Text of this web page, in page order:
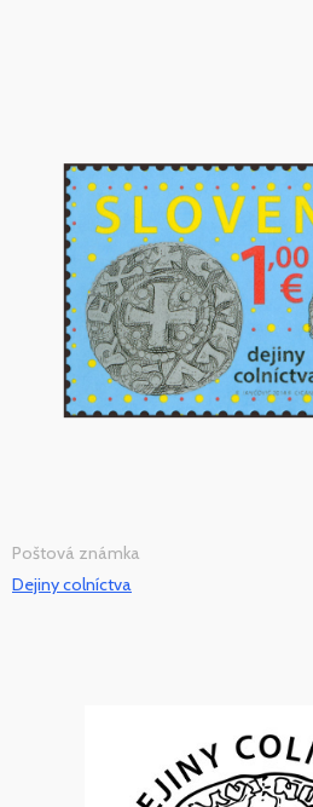
Poštová známka
Dejiny colníctva